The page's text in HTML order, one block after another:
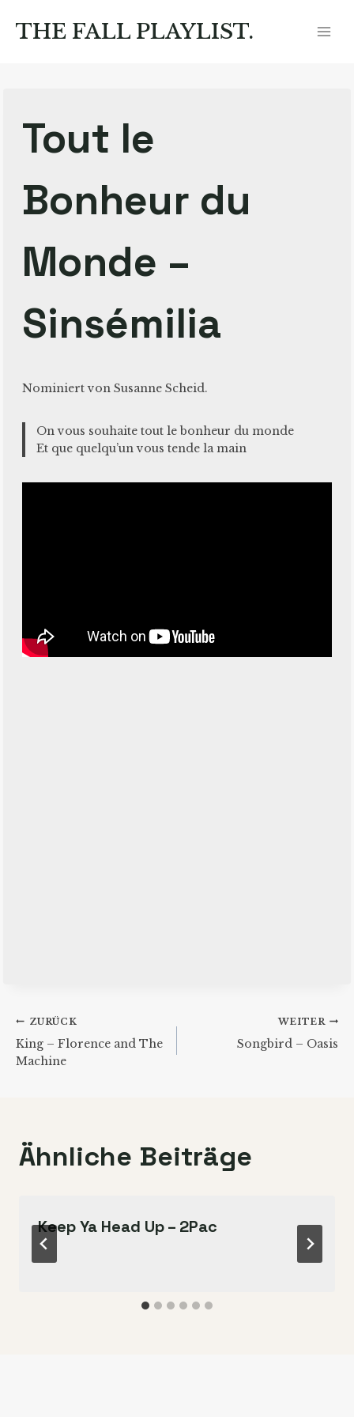
Inhalt
springen
THE FALL PLAYLIST.
Tout le
Bonheur du
Monde –
Sinsémilia
Nominiert von Susanne Scheid.
On vous souhaite tout le bonheur du monde
Et que quelqu’un vous tende la main
Beitragsnavigation
ZURÜCK
King – Florence and The
Machine
WEITER
Songbird – Oasis
Ähnliche Beiträge
Keep Ya Head Up – 2Pac